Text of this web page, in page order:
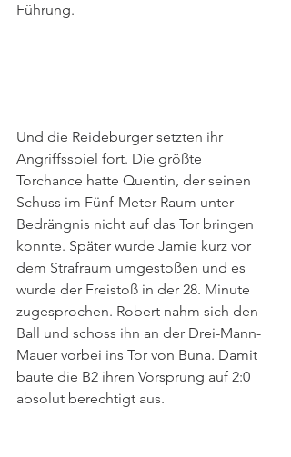
Führung.
Und die Reideburger setzten ihr
Angriffsspiel fort. Die größte
Torchance hatte Quentin, der seinen
Schuss im Fünf-Meter-Raum unter
Bedrängnis nicht auf das Tor bringen
konnte. Später wurde Jamie kurz vor
dem Strafraum umgestoßen und es
wurde der Freistoß in der 28. Minute
zugesprochen. Robert nahm sich den
Ball und schoss ihn an der Drei-Mann-
Mauer vorbei ins Tor von Buna. Damit
baute die B2 ihren Vorsprung auf 2:0
absolut berechtigt aus.